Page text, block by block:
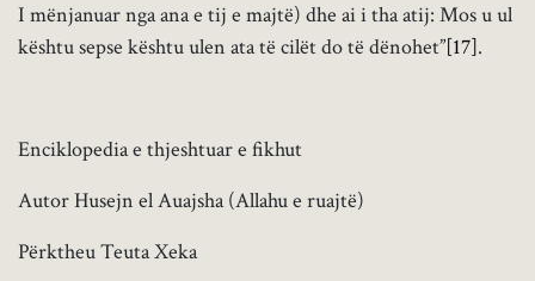
I mënjanuar nga ana e tij e majtë) dhe ai i tha atij: Mos u ul
kështu sepse kështu ulen ata të cilët do të dënohet”[17].
Enciklopedia e thjeshtuar e fikhut
Autor Husejn el Auajsha (Allahu e ruajtë)
Përktheu Teuta Xeka